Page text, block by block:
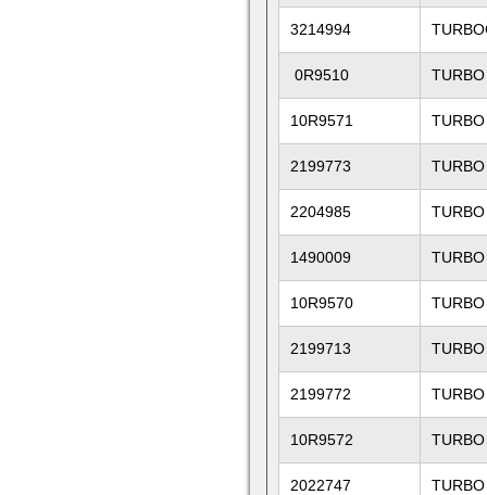
3214994
0R9510
10R9571
2199773
2204985
1490009
10R9570
2199713
2199772
10R9572
2022747